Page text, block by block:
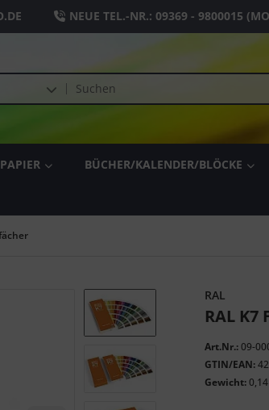
NEUE TEL.-NR.: 09369 - 9800015
BÜCHER/KALENDER/BLÖCKE
RAL
RAL
Art.Nr.:09-
GTIN/EAN:
Gewicht: